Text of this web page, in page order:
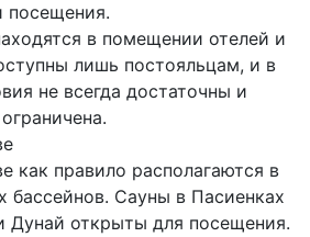
посещения.
в помещении отелей и
лишь постояльцам, и в
не всегда достаточны и
как правило располагаются в
Сауны в Пасиенках
Дунай открыты для посещения.